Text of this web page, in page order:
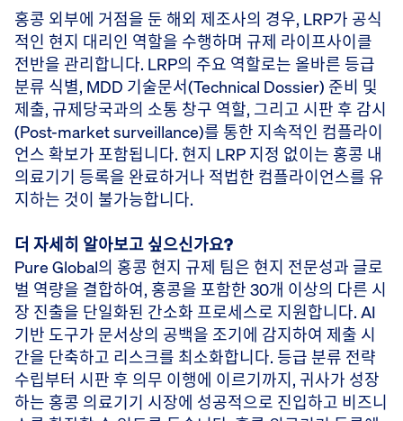
홍콩 외부에 거점을 둔 해외 제조사의 경우, LRP가 공식
적인 현지 대리인 역할을 수행하며 규제 라이프사이클
전반을 관리합니다. LRP의 주요 역할로는 올바른 등급
분류 식별, MDD 기술문서(Technical Dossier) 준비 및
제출, 규제당국과의 소통 창구 역할, 그리고 시판 후 감시
(Post-market surveillance)를 통한 지속적인 컴플라이
언스 확보가 포함됩니다. 현지 LRP 지정 없이는 홍콩 내
의료기기 등록을 완료하거나 적법한 컴플라이언스를 유
지하는 것이 불가능합니다.
더 자세히 알아보고 싶으신가요?
Pure Global의 홍콩 현지 규제 팀은 현지 전문성과 글로
벌 역량을 결합하여, 홍콩을 포함한 30개 이상의 다른 시
장 진출을 단일화된 간소화 프로세스로 지원합니다. AI
기반 도구가 문서상의 공백을 조기에 감지하여 제출 시
간을 단축하고 리스크를 최소화합니다. 등급 분류 전략
수립부터 시판 후 의무 이행에 이르기까지, 귀사가 성장
하는 홍콩 의료기기 시장에 성공적으로 진입하고 비즈니